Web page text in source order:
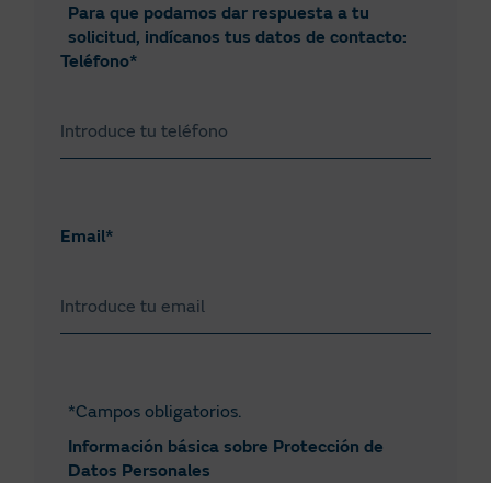
Para que podamos dar respuesta a tu
solicitud, indícanos tus datos de contacto:
Teléfono*
Email*
*Campos obligatorios.
Información básica sobre Protección de
Datos Personales